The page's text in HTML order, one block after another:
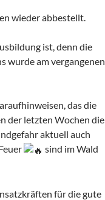
wieder abbestellt.
ist, denn die
wurde am vergangenen
das die
der letzten Wochen die
aktuell auch
sind im Wald
für die gute